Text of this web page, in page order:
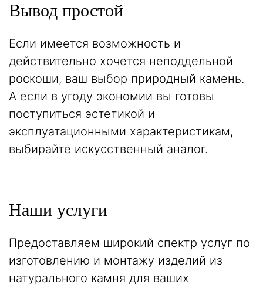
Вывод простой
Если имеется возможность и
действительно хочется неподдельной
роскоши, ваш выбор природный камень.
А если в угоду экономии вы готовы
поступиться эстетикой и
эксплуатационными характеристикам,
выбирайте искусственный аналог.
Наши услуги
Предоставляем широкий спектр услуг по
изготовлению и монтажу изделий из
натурального камня для ваших